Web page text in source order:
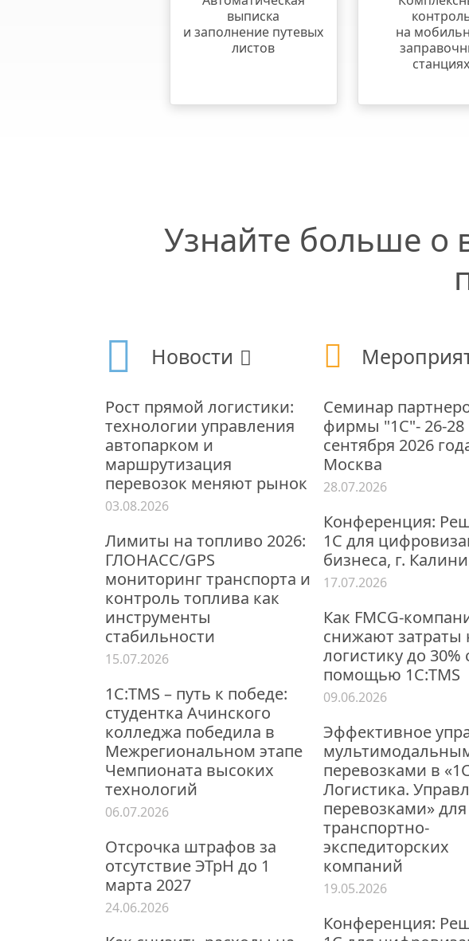
выписка
и заполнение путевых
листов
на
станциях
Узнайте больше о
Новости
Рост прямой логистики:
технологии управления
автопарком и
маршрутизация
перевозок меняют рынок
03.08.2026
Лимиты на топливо 2026:
ГЛОНАСС/GPS
мониторинг транспорта и
контроль топлива как
инструменты
стабильности
15.07.2026
1С:TMS – путь к победе:
студентка Ачинского
колледжа победила в
Межрегиональном этапе
Чемпионата высоких
технологий
06.07.2026
Отсрочка штрафов за
отсутствие ЭТрН до 1
марта 2027
24.06.2026
Семинар
фирмы "1С"- 26-28
сентября 2026
Москва
28.07.2026
Конференция:
1С для
бизнеса, г.
17.07.2026
Как FMCG-
снижают затраты
логистику до 30%
помощью 1С:TMS
09.06.2026
Эффективное
перевозками в
Логистика.
перевозками» для
транспортно-
экспедиторских
компаний
19.05.2026
Конференция: